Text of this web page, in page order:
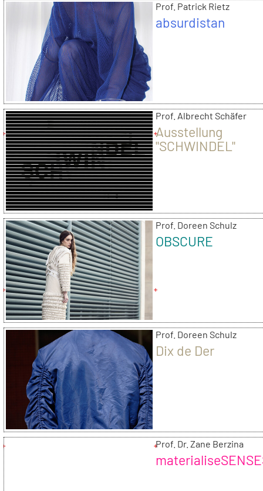
Prof. Patrick Rietz
absurdistan
Prof. Albrecht Schäfer
Ausstellung
"SCHWINDEL"
Prof. Doreen Schulz
OBSCURE
Prof. Doreen Schulz
Dix de Der
Prof. Dr. Zane Berzina